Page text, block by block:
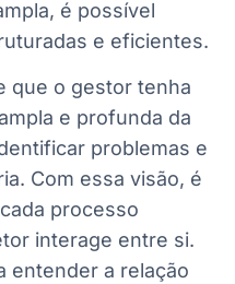
é possível
e eficientes.
que o gestor tenha
e profunda da
problemas e
Com essa visão, é
processo
interage entre si.
entender a relação